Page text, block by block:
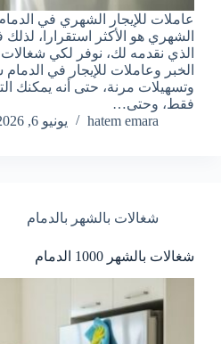
عاملات للإيجار الشهري في الدمام
الشهري هو الأكثر استقرارا، لذلك
الخبر وعاملات للإيجار في
وتسهيلات مرنة، حتى أنه يمكنك
فقط، وحتى…
hatem emara
يونيو 6, 2026
شغالات بالشهر بالدمام
شغالات بالشهر 1000 الدمام